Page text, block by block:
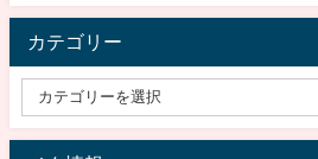
カテゴリー